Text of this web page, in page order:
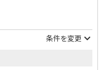
条件を変更